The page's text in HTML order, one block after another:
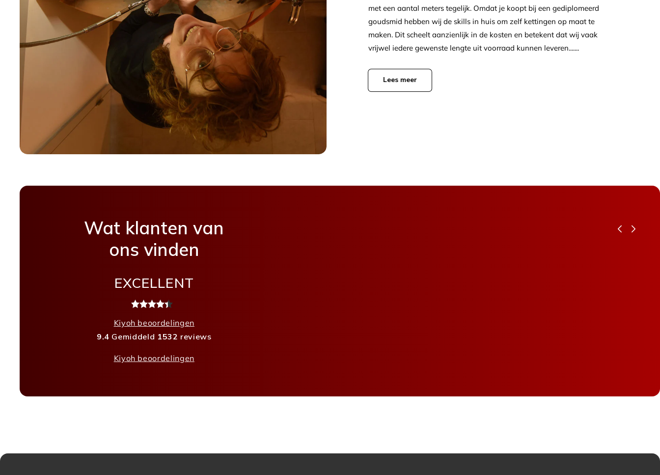
met een aantal meters tegelijk. Omdat je koopt bij een gediplomeerd
goudsmid hebben wij de skills in huis om zelf kettingen op maat te
maken. Dit scheelt aanzienlijk in de kosten en betekent dat wij vaak
vrijwel iedere gewenste lengte uit voorraad kunnen leveren.......
Lees meer
Wat klanten van
ons vinden
EXCELLENT
Kiyoh beoordelingen
9.4 Gemiddeld 1532 reviews
Kiyoh beoordelingen